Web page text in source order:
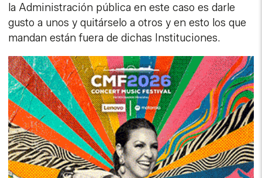
la Administración pública en este caso es darle
gusto a unos y quitárselo a otros y en esto los que
mandan están fuera de dichas Instituciones.